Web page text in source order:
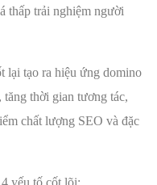
thấp trải nghiệm người
lại tạo ra hiệu ứng domino
thời gian tương tác,
chất lượng SEO và đặc